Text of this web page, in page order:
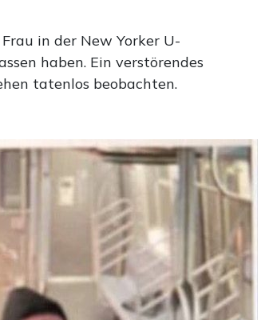
in der New Yorker U-
haben. Ein verstörendes
tatenlos beobachten.